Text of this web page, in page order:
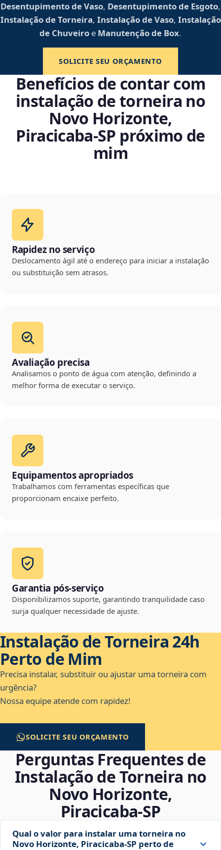
Desentupimento de Vaso, Desentupimento de Esgoto,
Instalação de Torneira, Instalação de Vaso, Instalação
de Chuveiro e Manutenção de Box.
SOLICITE SEU ORÇAMENTO
Benefícios de contar com
instalação de torneira no
Novo Horizonte,
Piracicaba‑SP próximo de
mim
Rapidez no serviço
Deslocamento ágil até o endereço para iniciar a instalação
ou substituição sem atrasos.
Avaliação precisa
Analisamos o ponto de água com atenção, definindo a
melhor forma de executar o serviço.
Equipamentos apropriados
Trabalhamos com ferramentas específicas que
proporcionam encaixe perfeito.
Garantia pós-serviço
Disponibilizamos suporte, garantindo tranquilidade caso
surja qualquer necessidade de ajuste.
Instalação de Torneira 24h
Perto de Mim
Precisa instalar, substituir ou ajustar uma torneira com
urgência?
Nossa equipe atende com rapidez!
SOLICITE SEU ORÇAMENTO
Perguntas Frequentes de
Instalação de Torneira no
Novo Horizonte,
Piracicaba‑SP
Qual o valor para instalar uma torneira no
Novo Horizonte, Piracicaba‑SP perto de